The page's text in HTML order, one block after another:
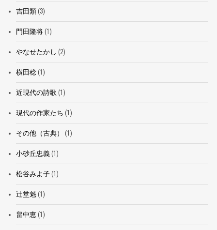
吉田類(3)
門田隆将(1)
やなせたかし (2)
横田稔(1)
近現代の詩歌 (1)
現代の作家たち (1)
その他（古典） (1)
小砂丘忠義(1)
松谷みよ子(1)
辻堂魁(1)
畠中恵(1)